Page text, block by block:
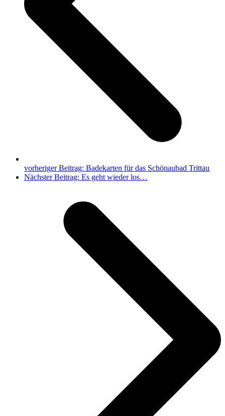
vorheriger Beitrag: Badekarten für das Schönaubad Trittau
Nächster Beitrag: Es geht wieder los…